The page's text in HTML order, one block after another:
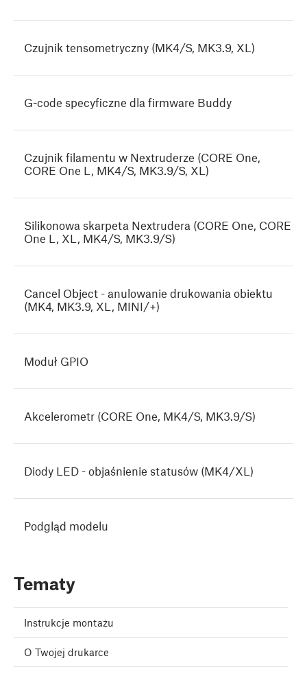
Czujnik tensometryczny (MK4/S, MK3.9, XL)
G-code specyficzne dla firmware Buddy
Czujnik filamentu w Nextruderze (CORE One,
CORE One L, MK4/S, MK3.9/S, XL)
Silikonowa skarpeta Nextrudera (CORE One, CORE
One L, XL, MK4/S, MK3.9/S)
Cancel Object - anulowanie drukowania obiektu
(MK4, MK3.9, XL, MINI/+)
Moduł GPIO
Akcelerometr (CORE One, MK4/S, MK3.9/S)
Diody LED - objaśnienie statusów (MK4/XL)
Podgląd modelu
Tematy
Instrukcje montażu
O Twojej drukarce